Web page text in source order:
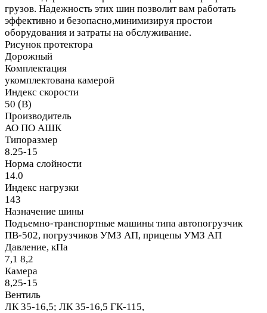
грузов. Надежность этих шин позволит вам работать
эффективно и безопасно,минимизируя простои
оборудования и затраты на обслуживание.
Рисунок протектора
Дорожный
Комплектация
укомплектована камерой
Индекс скорости
50 (B)
Производитель
АО ПО АШК
Типоразмер
8.25-15
Норма слойности
14.0
Индекс нагрузки
143
Назначение шины
Подъемно-транспортные машины типа автопогрузчик
ПВ-502, погрузчиков УМЗ АП, прицепы УМЗ АП
Давление, кПа
7,1 8,2
Камера
8,25-15
Вентиль
ЛК 35-16,5; ЛК 35-16,5 ГК-115,